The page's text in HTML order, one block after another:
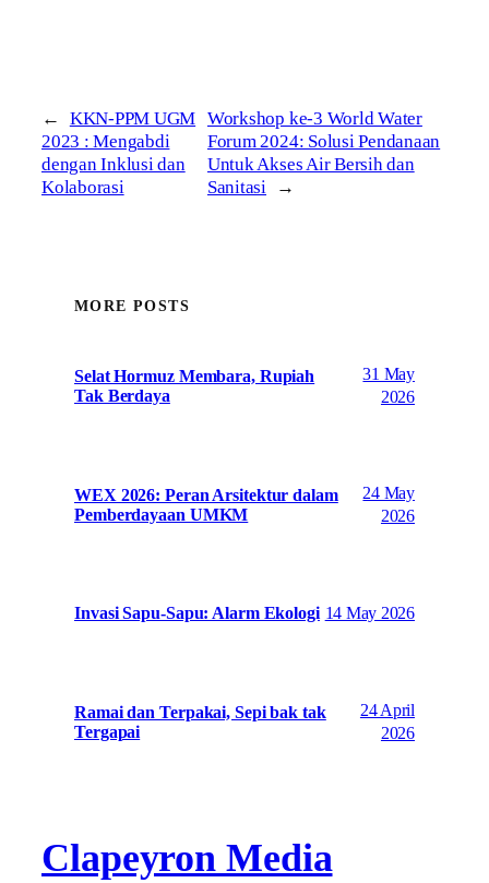
←
KKN-PPM UGM
2023 : Mengabdi
dengan Inklusi dan
Kolaborasi
Workshop ke-3 World Water
Forum 2024: Solusi Pendanaan
Untuk Akses Air Bersih dan
Sanitasi
→
MORE POSTS
Selat Hormuz Membara, Rupiah
Tak Berdaya
31 May
2026
WEX 2026: Peran Arsitektur dalam
Pemberdayaan UMKM
24 May
2026
Invasi Sapu-Sapu: Alarm Ekologi 14 May 2026
Ramai dan Terpakai, Sepi bak tak
Tergapai
24 April
2026
Clapeyron Media